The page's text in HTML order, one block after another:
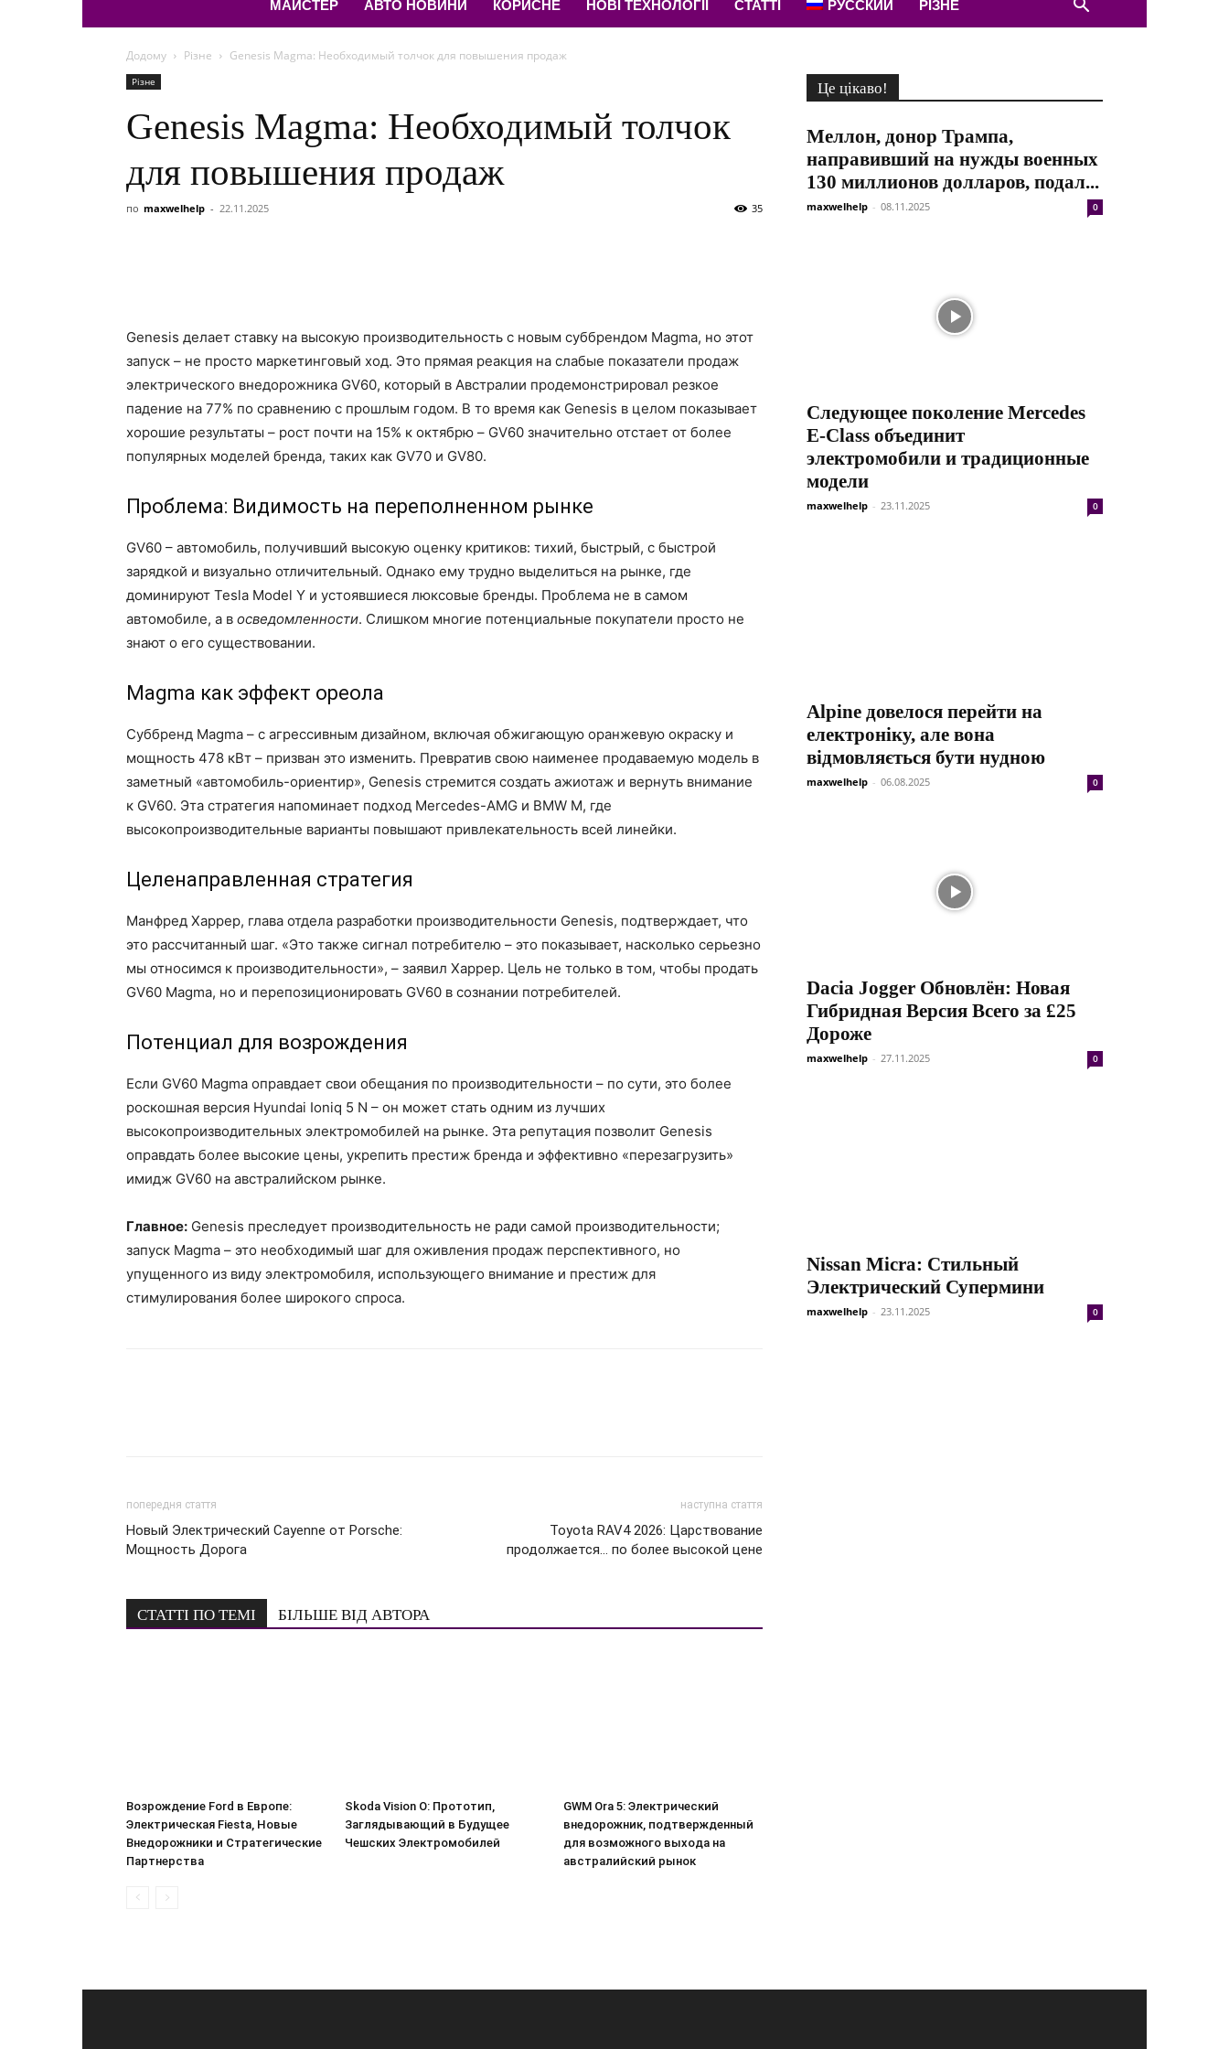
МАЙСТЕР АВТО НОВИНИ КОРИСНЕ НОВІ ТЕХНОЛОГІЇ СТАТТІ РУССКИЙ РІЗНЕ
Додому Різне Genesis Magma: Необходимый толчок для повышения продаж
Різне
Genesis Magma: Необходимый толчок
для повышения продаж
по maxwelhelp - 22.11.2025 35
Genesis делает ставку на высокую производительность с новым суббрендом Magma, но этот
запуск – не просто маркетинговый ход. Это прямая реакция на слабые показатели продаж
электрического внедорожника GV60, который в Австралии продемонстрировал резкое
падение на 77% по сравнению с прошлым годом. В то время как Genesis в целом показывает
хорошие результаты – рост почти на 15% к октябрю – GV60 значительно отстает от более
популярных моделей бренда, таких как GV70 и GV80.
Проблема: Видимость на переполненном рынке
GV60 – автомобиль, получивший высокую оценку критиков: тихий, быстрый, с быстрой
зарядкой и визуально отличительный. Однако ему трудно выделиться на рынке, где
доминируют Tesla Model Y и устоявшиеся люксовые бренды. Проблема не в самом
автомобиле, а в осведомленности. Слишком многие потенциальные покупатели просто не
знают о его существовании.
Magma как эффект ореола
Суббренд Magma – с агрессивным дизайном, включая обжигающую оранжевую окраску и
мощность 478 кВт – призван это изменить. Превратив свою наименее продаваемую модель в
заметный «автомобиль-ориентир», Genesis стремится создать ажиотаж и вернуть внимание
к GV60. Эта стратегия напоминает подход Mercedes-AMG и BMW M, где
высокопроизводительные варианты повышают привлекательность всей линейки.
Целенаправленная стратегия
Манфред Харрер, глава отдела разработки производительности Genesis, подтверждает, что
это рассчитанный шаг. «Это также сигнал потребителю – это показывает, насколько серьезно
мы относимся к производительности», – заявил Харрер. Цель не только в том, чтобы продать
GV60 Magma, но и перепозиционировать GV60 в сознании потребителей.
Потенциал для возрождения
Если GV60 Magma оправдает свои обещания по производительности – по сути, это более
роскошная версия Hyundai Ioniq 5 N – он может стать одним из лучших
высокопроизводительных электромобилей на рынке. Эта репутация позволит Genesis
оправдать более высокие цены, укрепить престиж бренда и эффективно «перезагрузить»
имидж GV60 на австралийском рынке.
Главное: Genesis преследует производительность не ради самой производительности;
запуск Magma – это необходимый шаг для оживления продаж перспективного, но
упущенного из виду электромобиля, использующего внимание и престиж для
стимулирования более широкого спроса.
попередня стаття
Новый Электрический Cayenne от Porsche:
Мощность Дорога
наступна стаття
Toyota RAV4 2026: Царствование
продолжается… по более высокой цене
СТАТТІ ПО ТЕМІ БІЛЬШЕ ВІД АВТОРА
Возрождение Ford в Европе:
Электрическая Fiesta, Новые
Внедорожники и Стратегические
Партнерства
Skoda Vision O: Прототип,
Заглядывающий в Будущее
Чешских Электромобилей
GWM Ora 5: Электрический
внедорожник, подтвержденный
для возможного выхода на
австралийский рынок
Це цікаво!
Меллон, донор Трампа,
направивший на нужды военных
130 миллионов долларов, подал...
maxwelhelp - 08.11.2025 0
Следующее поколение Mercedes
E-Class объединит
электромобили и традиционные
модели
maxwelhelp - 23.11.2025 0
Alpine довелося перейти на
електроніку, але вона
відмовляється бути нудною
maxwelhelp - 06.08.2025 0
Dacia Jogger Обновлён: Новая
Гибридная Версия Всего за £25
Дороже
maxwelhelp - 27.11.2025 0
Nissan Micra: Стильный
Электрический Супермини
maxwelhelp - 23.11.2025 0